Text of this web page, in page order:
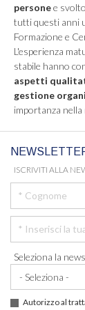
personee
tutti questi anni
Formazione e
L'esperienza
stabile hanno
aspetti
gestione
importanza
ISCRIVITI ALLA
Seleziona la
Autorizzo al